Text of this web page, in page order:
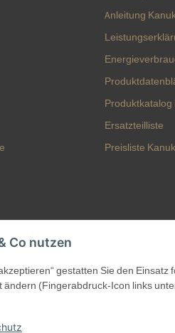
Co nutzen
gestatten Sie den
ändern (Fingerabdruck-Icon links
Anleitung
Produktkatalog
Ersatzteilliste
Preisliste